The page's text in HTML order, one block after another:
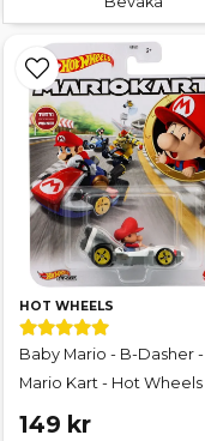
HOT WHEELS
Baby Mario - B-Dasher -
Mario Kart - Hot Wheels
149 kr